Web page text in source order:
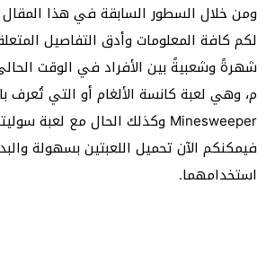
ومن خلال السطور السابقة في هذا
لكم كافة المعلومات وأدق التفاصيل
م، وهي لعبة كانسة الألغام أو التي تُعرف
فيمكنكم الآن تحميل اللعبتين بسهولة
استخدامهما.